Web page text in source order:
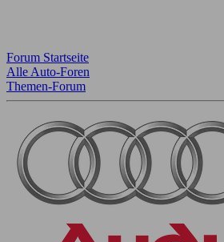
Forum Startseite
Alle Auto-Foren
Themen-Forum